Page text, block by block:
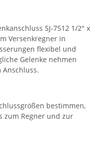
SJ-7512 1/2" x
Versenkregner in
flexibel und
Gelenke nehmen
bestimmen,
zum Regner und zur